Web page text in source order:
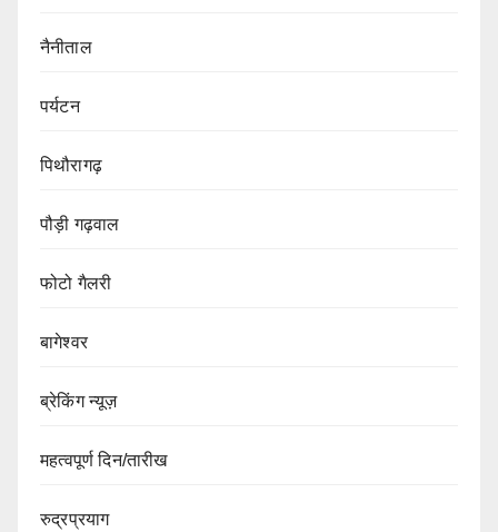
नैनीताल
पर्यटन
पिथौरागढ़
पौड़ी गढ़वाल
फोटो गैलरी
बागेश्वर
ब्रेकिंग न्यूज़
महत्वपूर्ण दिन/तारीख
रुद्रप्रयाग